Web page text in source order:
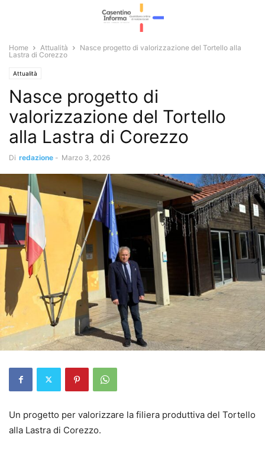
Home Attualità
Nasce progetto di valorizzazione del Tortello alla
Lastra di Corezzo
Attualità
Nasce progetto di
valorizzazione del Tortello
alla Lastra di Corezzo
Di redazione - Marzo 3, 2026
Un progetto per valorizzare la filiera produttiva del Tortello
alla Lastra di Corezzo.